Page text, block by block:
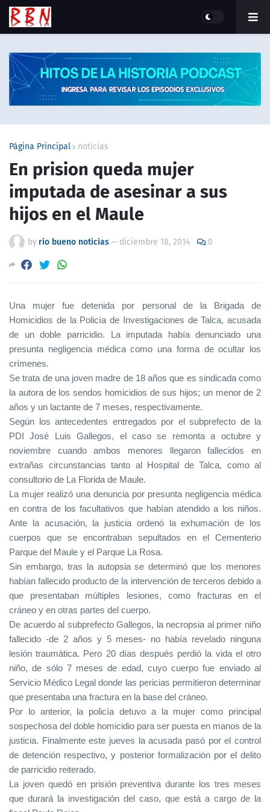
Página Principal noticias
En prision queda mujer
imputada de asesinar a sus
hijos en el Maule
by rio bueno noticias— diciembre 18, 2014 0
Una mujer fue detenida por personal de la Brigada de
Homicidios de la Policía de Investigaciones de Talca, acusada
de un doble parricidio. La imputada había denunciado una
presunta negligencia médica como una forma de ocultar los
crímenes.
Se trata de una joven madre de 18 años que es sindicada como
la autora de los sendos homicidios de sus hijos; un menor de 2
años y un lactante de 7 meses, respectivamente.
Según los antecedentes entregados por el subprefecto de la
PDI José Luis Gallegos, el caso se remonta a octubre y
noviembre cuando ambos menores llegaron fallecidos en
extrañas circunstancias tanto al Hospital de Talca, como al
consultorio de La Florida de Maule.
La mujer realizó una denuncia por presunta negligencia médica
en contra de los facultativos que habían atendido a los niños.
Ante la acusación, la justicia ordenó la exhumación de los
cuerpos que se encontraban sepultados en el Cementerio
Parque del Maule y el Parque La Rosa.
Sin embargo, tras la autopsia se determinó que los menores
habían fallecido producto de la intervención de terceros debido a
que presentaban múltiples lesiones, como fracturas en el
cráneo y en otras partes del cuerpo.
De acuerdo al subprefecto Gallegos, la necropsia al primer niño
fallecido -de 2 años y 5 meses- no había revelado ninguna
lesión traumática. Pero 20 días después perdió la vida el otro
niño, de sólo 7 meses de edad, cuyo cuerpo fue enviado al
Servicio Médico Legal donde las pericias permitieron determinar
que presentaba una fractura en la base del cráneo.
Por lo anterior, la policía detuvo a la mujer como principal
sospechosa del doble homicidio para ser puesta en manos de la
justicia. Finalmente este jueves la acusada pasó por el control
de detención respectivo, y posterior formalización por el delito
de parricidio reiterado.
La joven quedó en prisión preventiva durante los tres meses
que durará la investigación del caso, que está a cargo de la